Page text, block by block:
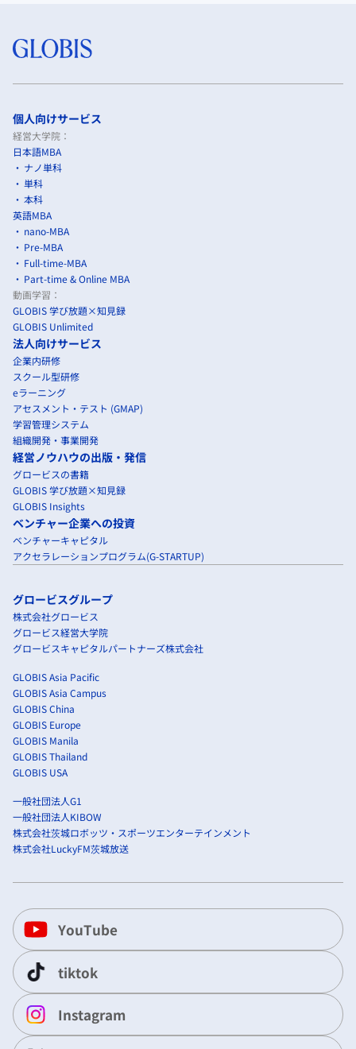
個人向けサービス
経営大学院：
日本語MBA
ナノ単科
単科
本科
英語MBA
nano-MBA
Pre-MBA
Full-time-MBA
Part-time & Online MBA
動画学習：
GLOBIS 学び放題×知見録
GLOBIS Unlimited
法人向けサービス
企業内研修
スクール型研修
eラーニング
アセスメント・テスト (GMAP)
学習管理システム
組織開発・事業開発
経営ノウハウの出版・発信
グロービスの書籍
GLOBIS 学び放題×知見録
GLOBIS Insights
ベンチャー企業への投資
ベンチャーキャピタル
アクセラレーションプログラム(G-STARTUP)
グロービスグループ
株式会社グロービス
グロービス経営大学院
グロービスキャピタルパートナーズ株式会社
GLOBIS Asia Pacific
GLOBIS Asia Campus
GLOBIS China
GLOBIS Europe
GLOBIS Manila
GLOBIS Thailand
GLOBIS USA
一般社団法人G1
一般社団法人KIBOW
株式会社茨城ロボッツ・スポーツエンターテインメント
株式会社LuckyFM茨城放送
YouTube
tiktok
Instagram